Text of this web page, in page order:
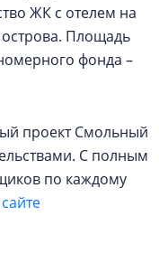
ЖК с отелем на
Площадь
фонда –
проект Смольный
С полным
по каждому